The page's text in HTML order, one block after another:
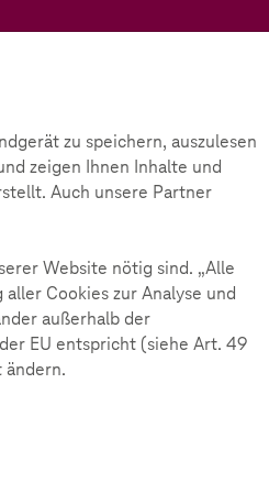
zu speichern, auszulesen
zeigen Ihnen Inhalte und
Auch unsere Partner
Website nötig sind. „Alle
Cookies zur Analyse und
außerhalb der
EU entspricht (siehe Art. 49
ändern.